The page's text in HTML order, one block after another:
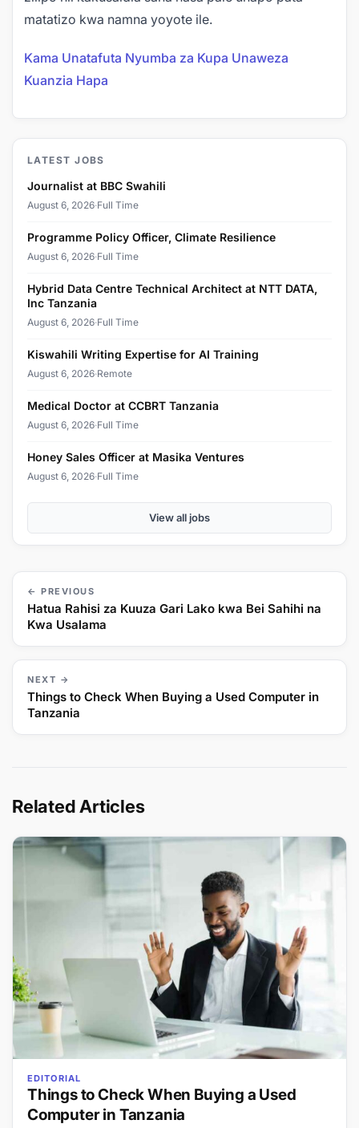
matatizo kwa namna yoyote ile.
Kama Unatafuta Nyumba za Kupa Unaweza
Kuanzia Hapa
LATEST JOBS
Journalist at BBC Swahili
August 6, 2026·Full Time
Programme Policy Officer, Climate Resilience
August 6, 2026·Full Time
Hybrid Data Centre Technical Architect at NTT DATA,
Inc Tanzania
August 6, 2026·Full Time
Kiswahili Writing Expertise for AI Training
August 6, 2026·Remote
Medical Doctor at CCBRT Tanzania
August 6, 2026·Full Time
Honey Sales Officer at Masika Ventures
August 6, 2026·Full Time
View all jobs
← PREVIOUS
Hatua Rahisi za Kuuza Gari Lako kwa Bei Sahihi na
Kwa Usalama
NEXT →
Things to Check When Buying a Used Computer in
Tanzania
Related Articles
EDITORIAL
Things to Check When Buying a Used
Computer in Tanzania